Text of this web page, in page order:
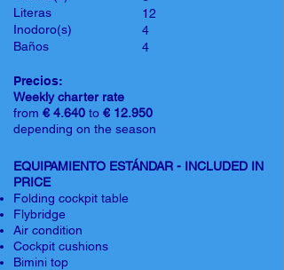
Literas
Inodoro(s)
Baños
12
4
4
Precios:
Weekly charter rate
from € 4.640 to € 12.950
depending on the season
EQUIPAMIENTO ESTÁNDAR - INCLUDED IN
PRICE
Folding cockpit table
Flybridge
Air condition
Cockpit cushions
Bimini top